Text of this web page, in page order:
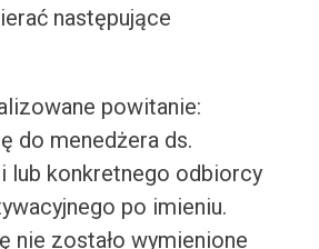
następujące
powitanie:
do menedżera ds.
lub konkretnego odbiorcy
po imieniu.
nie zostało wymienione